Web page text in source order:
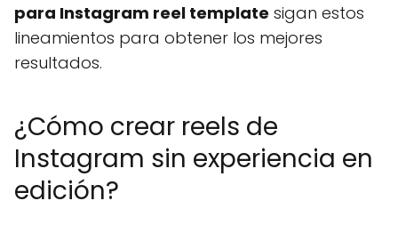
para Instagram reel template sigan estos
lineamientos para obtener los mejores
resultados.
¿Cómo crear reels de
Instagram sin experiencia en
edición?